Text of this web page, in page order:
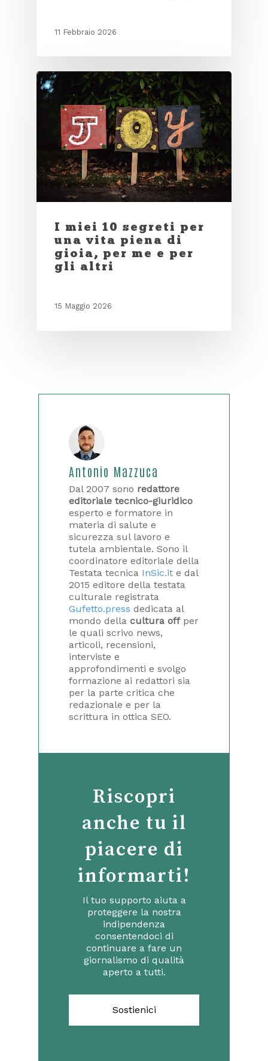
11 Febbraio 2026
I miei 10 segreti per
una vita piena di
gioia, per me e per
gli altri
15 Maggio 2026
Antonio Mazzuca
Dal 2007 sono redattore
editoriale tecnico-giuridico
esperto e formatore in
materia di salute e
sicurezza sul lavoro e
tutela ambientale. Sono il
coordinatore editoriale della
Testata tecnica InSic.it e dal
2015 editore della testata
culturale registrata
Gufetto.press dedicata al
mondo della cultura offper
le quali scrivo news,
articoli, recensioni,
interviste e
approfondimenti e svolgo
formazione ai redattori sia
per la parte critica che
redazionale e per la
scrittura in ottica SEO.
Riscopri
anche tu il
piacere di
informarti!
Il tuo supporto aiuta a
proteggere la nostra
indipendenza
consentendoci di
continuare a fare un
giornalismo di qualità
aperto a tutti.
Sostienici